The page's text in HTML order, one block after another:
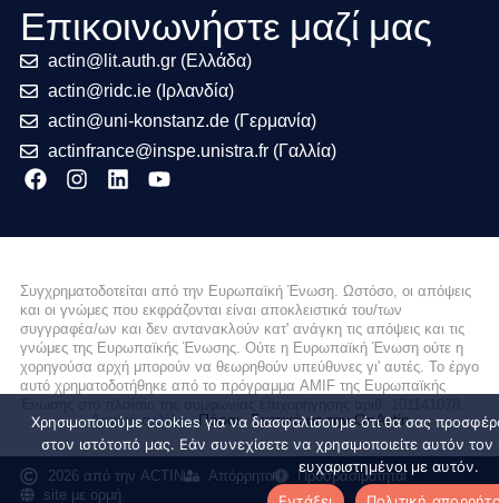
Επικοινωνήστε μαζί μας
actin@lit.auth.gr (Ελλάδα)
actin@ridc.ie (Ιρλανδία)
actin@uni-konstanz.de (Γερμανία)
actinfrance@inspe.unistra.fr (Γαλλία)
Συγχρηματοδοτείται από την Ευρωπαϊκή Ένωση. Ωστόσο, οι απόψεις
και οι γνώμες που εκφράζονται είναι αποκλειστικά του/των
συγγραφέα/ων και δεν αντανακλούν κατ' ανάγκη τις απόψεις και τις
γνώμες της Ευρωπαϊκής Ένωσης. Ούτε η Ευρωπαϊκή Ένωση ούτε η
χορηγούσα αρχή μπορούν να θεωρηθούν υπεύθυνες γι' αυτές. Το έργο
αυτό χρηματοδοτήθηκε από το πρόγραμμα AMIF της Ευρωπαϊκής
Αρχική σελίδα Πόροι Σχετικά με την OnActin
2026 από την ACTIN Απόρρητο
Προσβασιμότητα
site με ορμή
Χρησιμοποιούμε cookies για να διασφαλίσουμε ότι θα σας
στον ιστότοπό μας. Εάν συνεχίσετε να χρησιμοποιείτε αυτόν τον
ευχαριστημένοι με αυτόν.